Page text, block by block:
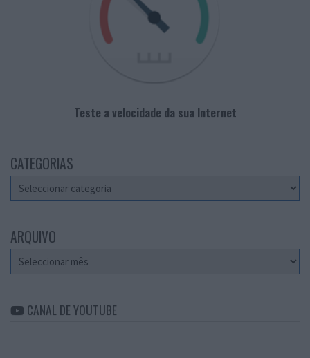
Teste a velocidade da sua Internet
CATEGORIAS
Categorias
ARQUIVO
Arquivo
CANAL DE YOUTUBE